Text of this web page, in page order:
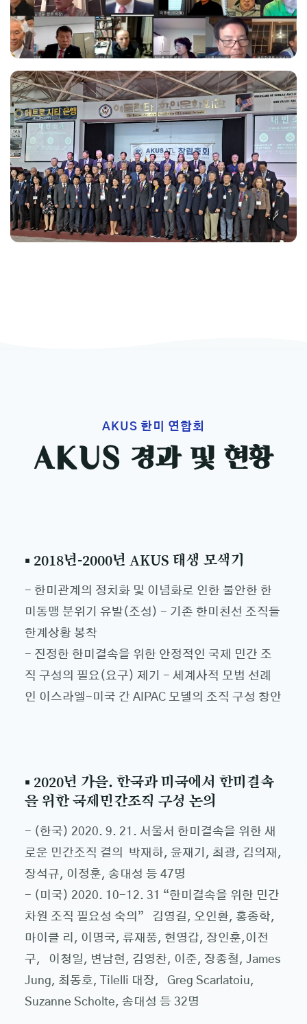
AKUS 한미 연합회
AKUS 경과 및 현황
▪ 2018년-2000년 AKUS 태생 모색기
- 한미관계의 정치화 및 이념화로 인한 불안한 한
미동맹 분위기 유발(조성) - 기존 한미친선 조직들
한계상황 봉착
- 진정한 한미결속을 위한 안정적인 국제 민간 조
직 구성의 필요(요구) 제기 - 세계사적 모범 선례
인 이스라엘-미국 간 AIPAC 모델의 조직 구성 창안
▪ 2020년 가을. 한국과 미국에서 한미결속
을 위한 국제민간조직 구성 논의
- (한국) 2020. 9. 21. 서울서 한미결속을 위한 새
로운 민간조직 결의 박재하, 윤재기, 최광, 김의재,
장석규, 이정훈, 송대성 등 47명
- (미국) 2020. 10-12. 31 “한미결속을 위한 민간
차원 조직 필요성 숙의” 김영길, 오인환, 홍종학,
마이클 리, 이명국, 류재풍, 현영갑, 장인훈,이전
구, 이청일, 변남현, 김영찬, 이준, 장종철, James
Jung, 최동호, Tilelli 대장, Greg Scarlatoiu,
Suzanne Scholte, 송대성 등 32명